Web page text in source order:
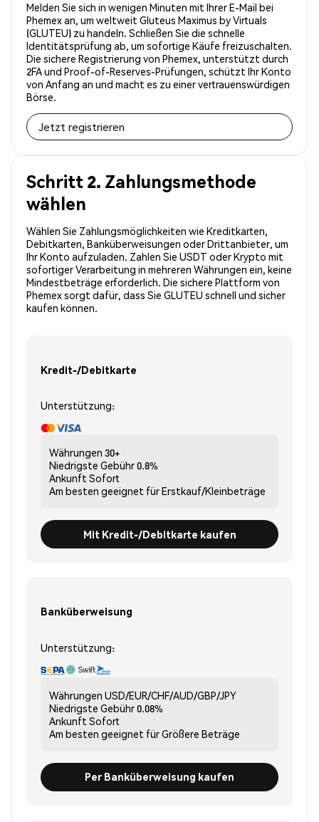
Melden Sie sich in wenigen Minuten mit Ihrer E-Mail bei
Phemex an, um weltweit Gluteus Maximus by Virtuals
(GLUTEU) zu handeln. Schließen Sie die schnelle
Identitätsprüfung ab, um sofortige Käufe freizuschalten.
Die sichere Registrierung von Phemex, unterstützt durch
2FA und Proof-of-Reserves-Prüfungen, schützt Ihr Konto
von Anfang an und macht es zu einer vertrauenswürdigen
Börse.
Jetzt registrieren
Schritt 2. Zahlungsmethode
wählen
Wählen Sie Zahlungsmöglichkeiten wie Kreditkarten,
Debitkarten, Banküberweisungen oder Drittanbieter, um
Ihr Konto aufzuladen. Zahlen Sie USDT oder Krypto mit
sofortiger Verarbeitung in mehreren Währungen ein, keine
Mindestbeträge erforderlich. Die sichere Plattform von
Phemex sorgt dafür, dass Sie GLUTEU schnell und sicher
kaufen können.
Kredit-/Debitkarte
Unterstützung:
Währungen 30+
Niedrigste Gebühr0.8%
Ankunft Sofort
Am besten geeignet fürErstkauf/Kleinbeträge
Mit Kredit-/Debitkarte kaufen
Banküberweisung
Unterstützung:
Währungen USD/EUR/CHF/AUD/GBP/JPY
Niedrigste Gebühr0.08%
Ankunft Sofort
Am besten geeignet fürGrößere Beträge
Per Banküberweisung kaufen